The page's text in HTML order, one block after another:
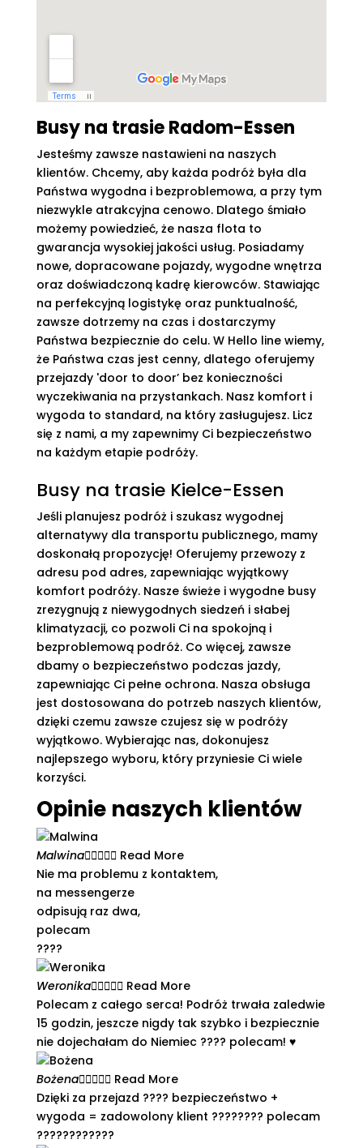
Busy na trasie Radom-Essen
Jesteśmy zawsze nastawieni na naszych
klientów. Chcemy, aby każda podróż była dla
Państwa wygodna i bezproblemowa, a przy tym
niezwykle atrakcyjna cenowo. Dlatego śmiało
możemy powiedzieć, że nasza flota to
gwarancja wysokiej jakości usług. Posiadamy
nowe, dopracowane pojazdy, wygodne wnętrza
oraz doświadczoną kadrę kierowców. Stawiając
na perfekcyjną logistykę oraz punktualność,
zawsze dotrzemy na czas i dostarczymy
Państwa bezpiecznie do celu. W Hello line wiemy,
że Państwa czas jest cenny, dlatego oferujemy
przejazdy 'door to door’ bez konieczności
wyczekiwania na przystankach. Nasz komfort i
wygoda to standard, na który zasługujesz. Licz
się z nami, a my zapewnimy Ci bezpieczeństwo
na każdym etapie podróży.
Busy na trasie Kielce-Essen
Jeśli planujesz podróż i szukasz wygodnej
alternatywy dla transportu publicznego, mamy
doskonałą propozycję! Oferujemy przewozy z
adresu pod adres, zapewniając wyjątkowy
komfort podróży. Nasze świeże i wygodne busy
zrezygnują z niewygodnych siedzeń i słabej
klimatyzacji, co pozwoli Ci na spokojną i
bezproblemową podróż. Co więcej, zawsze
dbamy o bezpieczeństwo podczas jazdy,
zapewniając Ci pełne ochrona. Nasza obsługa
jest dostosowana do potrzeb naszych klientów,
dzięki czemu zawsze czujesz się w podróży
wyjątkowo. Wybierając nas, dokonujesz
najlepszego wyboru, który przyniesie Ci wiele
korzyści.
Opinie naszych klientów
Malwina Read More
Nie ma problemu z kontaktem,
na messengerze
odpisują raz dwa,
polecam
????
Weronika Read More
Polecam z całego serca! Podróż trwała zaledwie
15 godzin, jeszcze nigdy tak szybko i bezpiecznie
nie dojechałam do Niemiec ???? polecam! ♥️
Bożena Read More
Dzięki za przejazd ???? bezpieczeństwo +
wygoda = zadowolony klient ???????? polecam
????????????